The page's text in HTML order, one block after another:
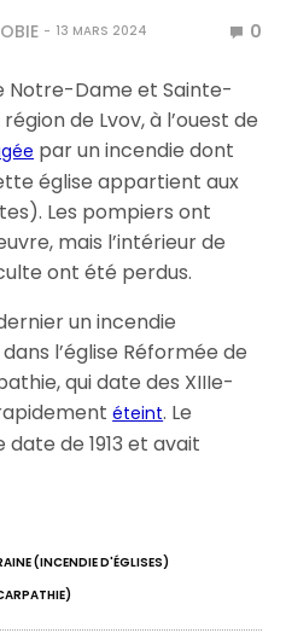
13 MARS 2024 0
Notre-Dame et Sainte-
de Lvov, à l’ouest de
par un incendie dont
église appartient aux
Les pompiers ont
mais l’intérieur de
ont été perdus.
un incendie
l’église Réformée de
qui date des XIIIe-
éteint. Le
de 1913 et avait
(INCENDIE D'ÉGLISES)